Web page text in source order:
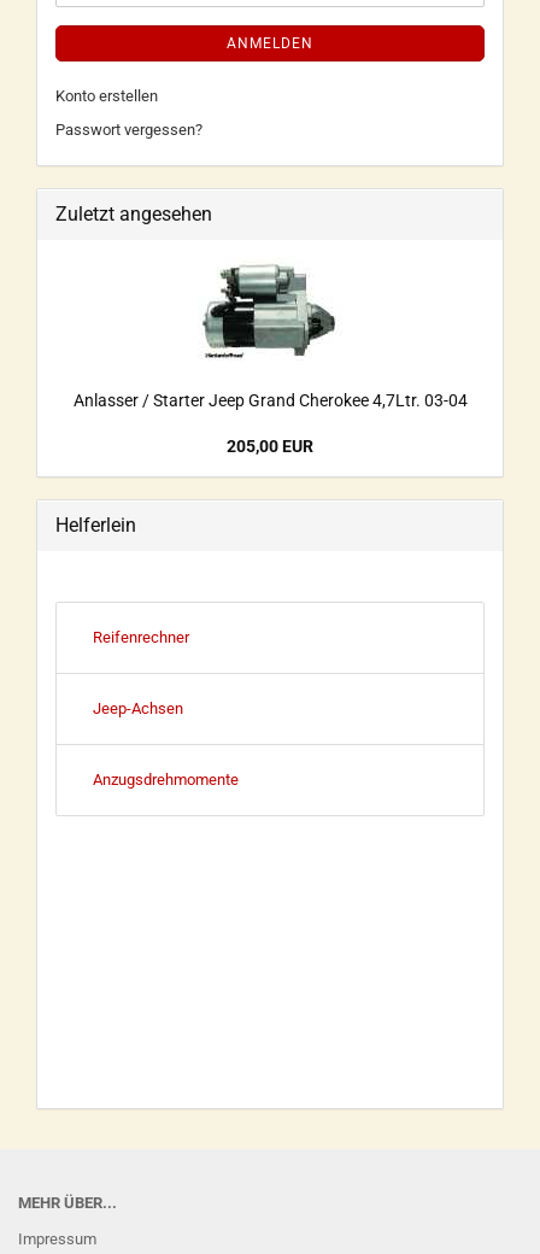
ANMELDEN
Konto erstellen
Passwort vergessen?
Zuletzt angesehen
Anlasser / Starter Jeep Grand Cherokee 4,7Ltr. 03-04
205,00 EUR
Helferlein
Reifenrechner
Jeep-Achsen
Anzugsdrehmomente
MEHR ÜBER...
Impressum